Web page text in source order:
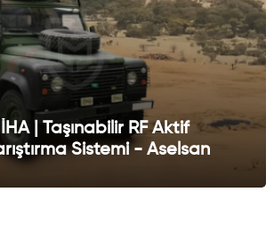
| Taşınabilir RF Aktif
Sistemi - Aselsan